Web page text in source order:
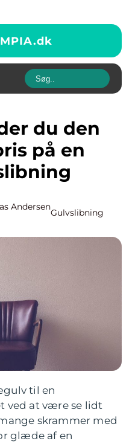
dk
på en
Andersen
Gulvslibning
til en
ved at være se lidt
skrammer med
glæde af en